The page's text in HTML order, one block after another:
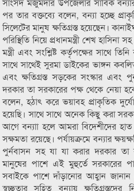
পর তার বক্তব্যে বলেন, বন্যা হচ্ছে
সিলেটের মানুষ ক্ষতিগ্রস্ত হয়েছেন।
পরিস্থিতি নিয়ে প্রধানমন্ত্রী শেখ হাসিনা
মন্ত্রী এবং সংশ্লিষ্ট কর্তৃপক্ষের সাথে
সাথে সাথেই সুরমা ডাইকের ভাঙ্গন
এবং ক্ষতিগ্রস্ত সড়কের সংস্কার এবং
দরকার তা সরকারের পক্ষ থেকে নেয়া
বলেন, হঠাৎ করে ভয়াবহ প্রাকৃতিক
হয়েছি। সাথে সাথে অনেক কিছু করা
আগে বন্যাা হলে আমরা বিদেশীদের
সক্ষমতা রয়েছে। পর্যায়ক্রমে বন্যার
পুর্নবাসন সহ যা যা করার দরকার তা
মানুষের পাশে এই মুহুর্তে সরকারের
সবাইকে পাশে দাঁড়ানোর আহ্বান জানান
স্বচ্ছতার সহিত বন্যায়